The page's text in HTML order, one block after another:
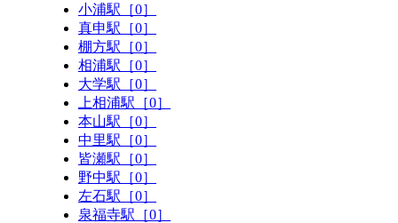
小浦駅［0］
真申駅［0］
棚方駅［0］
相浦駅［0］
大学駅［0］
上相浦駅［0］
本山駅［0］
中里駅［0］
皆瀬駅［0］
野中駅［0］
左石駅［0］
泉福寺駅［0］